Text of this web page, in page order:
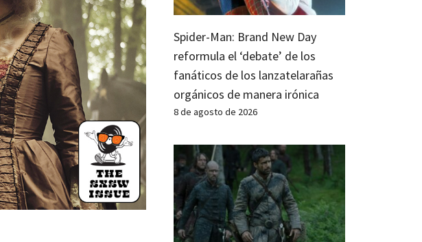
Spider-Man: Brand New Day
reformula el ‘debate’ de los
fanáticos de los lanzatelarañas
orgánicos de manera irónica
8 de agosto de 2026